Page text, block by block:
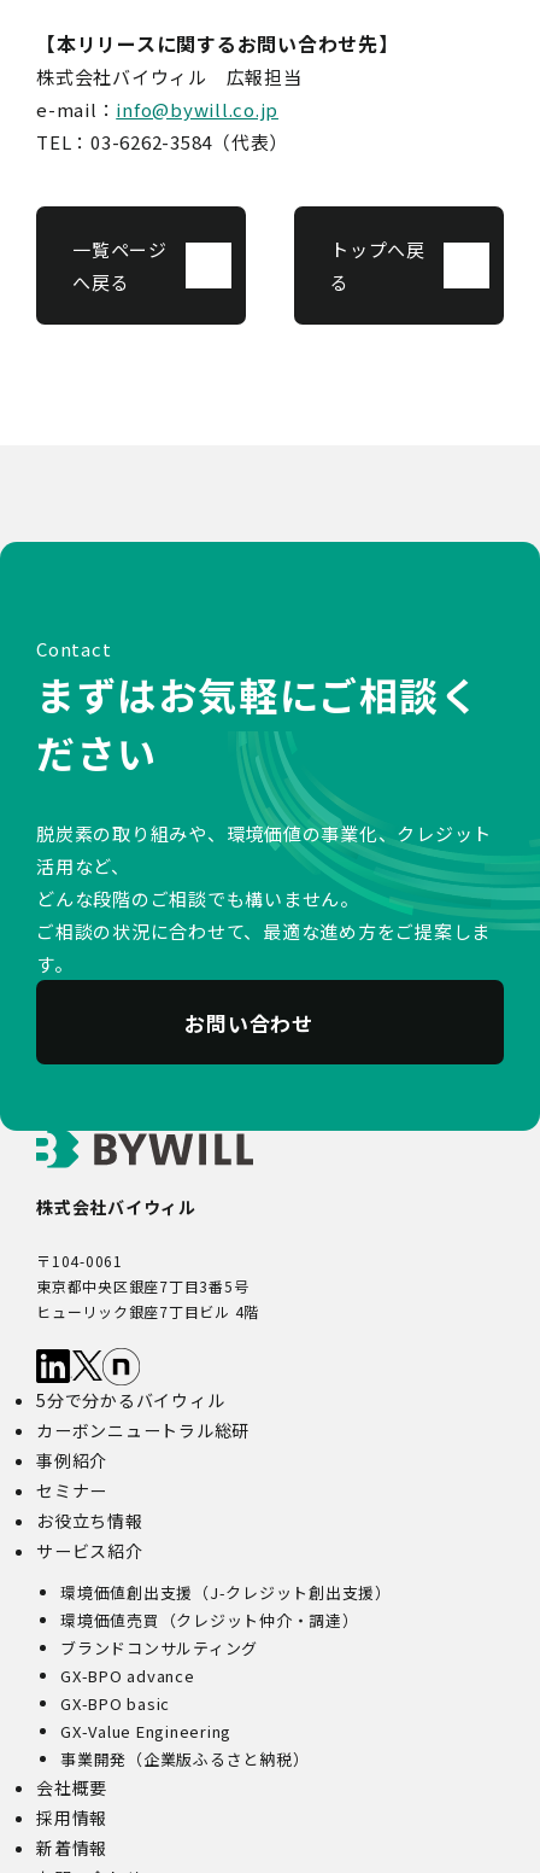
【本リリースに関するお問い合わせ先】
株式会社バイウィル 広報担当
e-mail： info@bywill.co.jp
TEL：03-6262-3584（代表）
一覧ページ
へ戻る
トップへ戻
る
Contact
まずはお気軽にご相談く
ださい
脱炭素の取り組みや、環境価値の事業化、クレジット
活用など、
どんな段階のご相談でも構いません。
ご相談の状況に合わせて、最適な進め方をご提案しま
す。
お問い合わせ
株式会社バイウィル
〒104-0061
東京都中央区銀座7丁目3番5号
ヒューリック銀座7丁目ビル 4階
5分で分かるバイウィル
カーボンニュートラル総研
事例紹介
セミナー
お役立ち情報
サービス紹介
環境価値創出支援（J-クレジット創出支援）
環境価値売買（クレジット仲介・調達）
ブランドコンサルティング
GX-BPO advance
GX-BPO basic
GX-Value Engineering
事業開発（企業版ふるさと納税）
会社概要
採用情報
新着情報